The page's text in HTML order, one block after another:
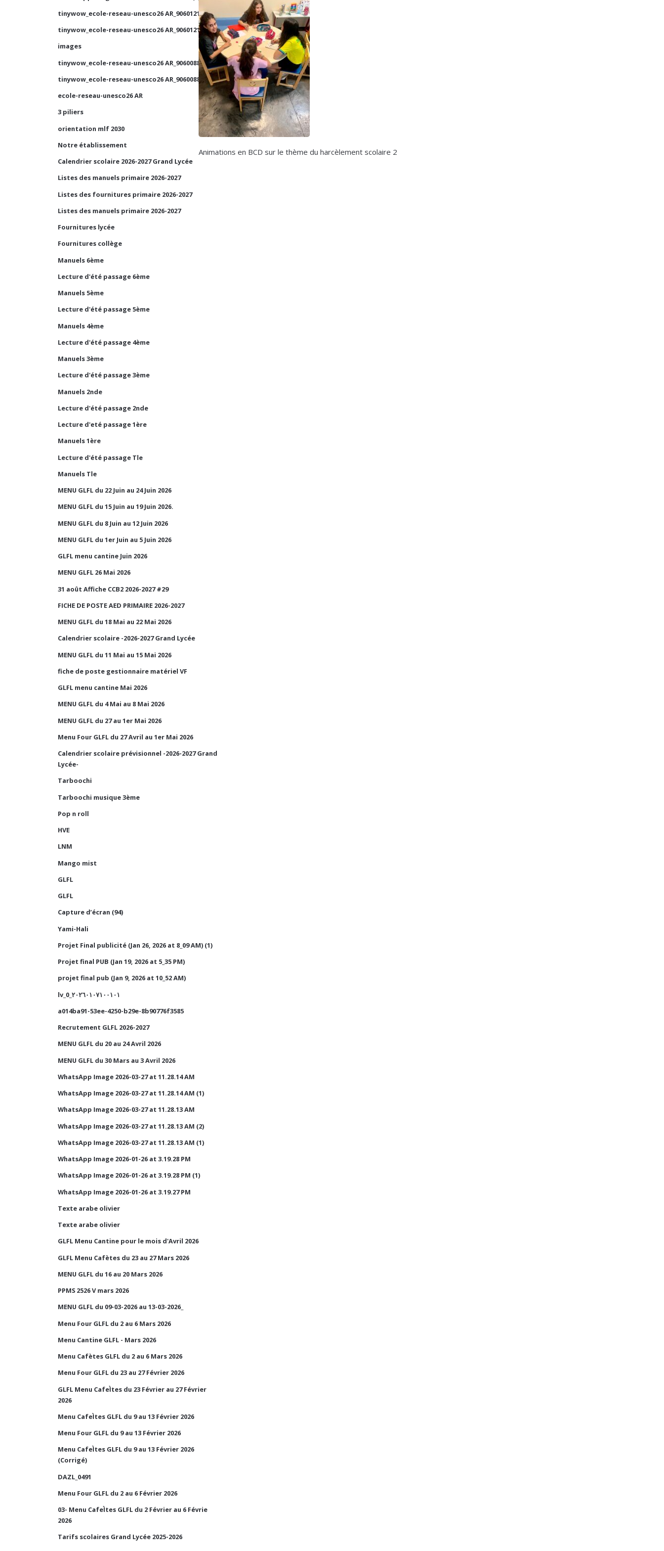
tinywow_ecole-reseau-unesco26 AR_90601210_1
tinywow_ecole-reseau-unesco26 AR_90601210_2
images
tinywow_ecole-reseau-unesco26 AR_90600884_2
tinywow_ecole-reseau-unesco26 AR_90600884_1
ecole-reseau-unesco26 AR
3 piliers
orientation mlf 2030
Notre établissement
Calendrier scolaire 2026-2027 Grand Lycée
Listes des manuels primaire 2026-2027
Listes des fournitures primaire 2026-2027
Listes des manuels primaire 2026-2027
Fournitures lycée
Fournitures collège
Manuels 6ème
Lecture d'été passage 6ème
Manuels 5ème
Lecture d'été passage 5ème
Manuels 4ème
Lecture d'été passage 4ème
Manuels 3ème
Lecture d'été passage 3ème
Manuels 2nde
Lecture d'été passage 2nde
Lecture d'eté passage 1ère
Manuels 1ère
Lecture d'été passage Tle
Manuels Tle
MENU GLFL du 22 Juin au 24 Juin 2026
MENU GLFL du 15 Juin au 19 Juin 2026.
MENU GLFL du 8 Juin au 12 Juin 2026
MENU GLFL du 1er Juin au 5 Juin 2026
GLFL menu cantine Juin 2026
MENU GLFL 26 Mai 2026
31 août Affiche CCB2 2026-2027 #29
FICHE DE POSTE AED PRIMAIRE 2026-2027
MENU GLFL du 18 Mai au 22 Mai 2026
Calendrier scolaire -2026-2027 Grand Lycée
MENU GLFL du 11 Mai au 15 Mai 2026
fiche de poste gestionnaire matériel VF
GLFL menu cantine Mai 2026
MENU GLFL du 4 Mai au 8 Mai 2026
MENU GLFL du 27 au 1er Mai 2026
Menu Four GLFL du 27 Avril au 1er Mai 2026
Calendrier scolaire prévisionnel -2026-2027 Grand
Lycée-
Tarboochi
Tarboochi musique 3ème
Pop n roll
HVE
LNM
Mango mist
GLFL
GLFL
Capture d’écran (94)
Yami-Hali
Projet Final publicité (Jan 26, 2026 at 8_09 AM) (1)
Projet final PUB (Jan 19, 2026 at 5_35 PM)
projet final pub (Jan 9, 2026 at 10_52 AM)
lv_0_٢٠٢٦٠١٠٧١٠٠١٠١
a014ba91-53ee-4250-b29e-8b90776f3585
Recrutement GLFL 2026-2027
MENU GLFL du 20 au 24 Avril 2026
MENU GLFL du 30 Mars au 3 Avril 2026
WhatsApp Image 2026-03-27 at 11.28.14 AM
WhatsApp Image 2026-03-27 at 11.28.14 AM (1)
WhatsApp Image 2026-03-27 at 11.28.13 AM
WhatsApp Image 2026-03-27 at 11.28.13 AM (2)
WhatsApp Image 2026-03-27 at 11.28.13 AM (1)
WhatsApp Image 2026-01-26 at 3.19.28 PM
WhatsApp Image 2026-01-26 at 3.19.28 PM (1)
WhatsApp Image 2026-01-26 at 3.19.27 PM
Texte arabe olivier
Texte arabe olivier
GLFL Menu Cantine pour le mois d'Avril 2026
GLFL Menu Cafètes du 23 au 27 Mars 2026
MENU GLFL du 16 au 20 Mars 2026
PPMS 2526 V mars 2026
MENU GLFL du 09-03-2026 au 13-03-2026_
Menu Four GLFL du 2 au 6 Mars 2026
Menu Cantine GLFL - Mars 2026
Menu Cafètes GLFL du 2 au 6 Mars 2026
Menu Four GLFL du 23 au 27 Février 2026
GLFL Menu CafeÌtes du 23 Février au 27 Février
2026
Menu CafeÌtes GLFL du 9 au 13 Février 2026
Menu Four GLFL du 9 au 13 Février 2026
Menu CafeÌtes GLFL du 9 au 13 Février 2026
(Corrigé)
DAZL_0491
Menu Four GLFL du 2 au 6 Février 2026
03- Menu CafeÌtes GLFL du 2 Février au 6 Févrie
2026
Tarifs scolaires Grand Lycée 2025-2026
Animations en BCD sur le thème du harcèlement scolaire 2